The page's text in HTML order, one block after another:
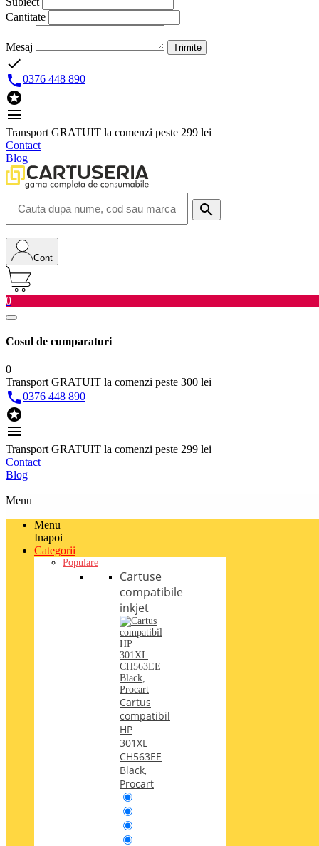
Cantitate
Mesaj Trimite
done
0376 448 890

menu
Transport GRATUIT la comenzi peste 299 lei
Contact
Blog
search
Cont
0
Cosul de cumparaturi
0
Transport GRATUIT la comenzi peste 300 lei
0376 448 890

menu
Transport GRATUIT la comenzi peste 299 lei
Contact
Blog
Menu
Menu
Inapoi
Categorii
Populare
Cartuse
compatibile
inkjet
Cartus
compatibil
HP
301XL
CH563EE
Black,
Procart